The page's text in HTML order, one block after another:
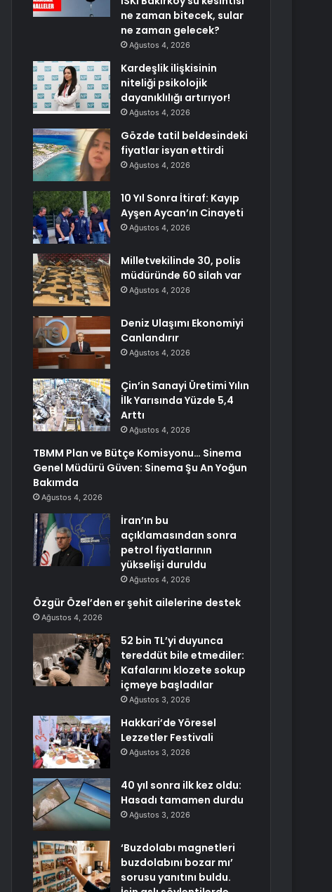
ne zaman bitecek, sular
ne zaman gelecek?
Ağustos 4, 2026
Kardeşlik ilişkisinin
niteliği psikolojik
dayanıklılığı artırıyor!
Ağustos 4, 2026
Gözde tatil beldesindeki
fiyatlar isyan ettirdi
Ağustos 4, 2026
10 Yıl Sonra İtiraf: Kayıp
Ayşen Aycan’ın Cinayeti
Ağustos 4, 2026
Milletvekilinde 30, polis
müdüründe 60 silah var
Ağustos 4, 2026
Deniz Ulaşımı Ekonomiyi
Canlandırır
Ağustos 4, 2026
Çin’in Sanayi Üretimi Yılın
İlk Yarısında Yüzde 5,4
Arttı
Ağustos 4, 2026
TBMM Plan ve Bütçe Komisyonu… Sinema
Genel Müdürü Güven: Sinema Şu An Yoğun
Bakımda
Ağustos 4, 2026
İran’ın bu
açıklamasından sonra
petrol fiyatlarının
yükselişi duruldu
Ağustos 4, 2026
Özgür Özel’den er şehit ailelerine destek
Ağustos 4, 2026
52 bin TL’yi duyunca
tereddüt bile etmediler:
Kafalarını klozete sokup
içmeye başladılar
Ağustos 3, 2026
Hakkari’de Yöresel
Lezzetler Festivali
Ağustos 3, 2026
40 yıl sonra ilk kez oldu:
Hasadı tamamen durdu
Ağustos 3, 2026
‘Buzdolabı magnetleri
buzdolabını bozar mı’
sorusu yanıtını buldu.